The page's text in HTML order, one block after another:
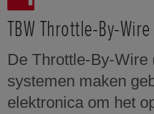
TBW Throttle-By-Wire
De Throttle-By-Wire
systemen maken
elektronica om het